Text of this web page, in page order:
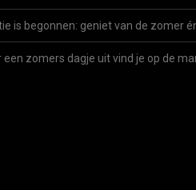
is begonnen: geniet van de zomer
een zomers dagje uit vind je op de